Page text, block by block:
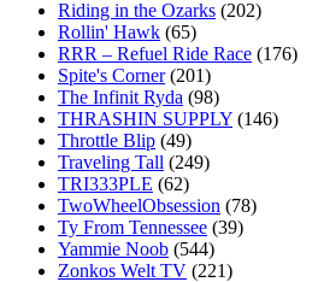
Riding in the Ozarks (202)
Rollin' Hawk (65)
RRR – Refuel Ride Race (176)
Spite's Corner (201)
The Infinit Ryda (98)
THRASHIN SUPPLY (146)
Throttle Blip (49)
Traveling Tall (249)
TRI333PLE (62)
TwoWheelObsession (78)
Ty From Tennessee (39)
Yammie Noob (544)
Zonkos Welt TV (221)